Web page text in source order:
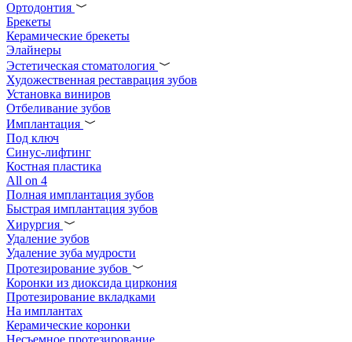
Ортодонтия
Брекеты
Керамические брекеты
Элайнеры
Эстетическая стоматология
Художественная реставрация зубов
Установка виниров
Отбеливание зубов
Имплантация
Под ключ
Синус-лифтинг
Костная пластика
All on 4
Полная имплантация зубов
Быстрая имплантация зубов
Хирургия
Удаление зубов
Удаление зуба мудрости
Протезирование зубов
Коронки из диоксида циркония
Протезирование вкладками
На имплантах
Керамические коронки
Несъемное протезирование